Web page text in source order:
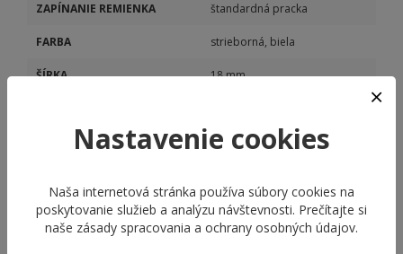
ZAPÍNANIE REMIENKA štandardná pracka
FARBA strieborná, biela
ŠÍRKA 18 mm
Nastavenie cookies
Naša internetová stránka používa súbory cookies na
poskytovanie služieb a analýzu návštevnosti. Prečítajte si
naše zásady spracovania a ochrany osobných údajov.